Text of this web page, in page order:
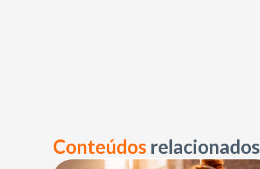
Conteúdos relacionados